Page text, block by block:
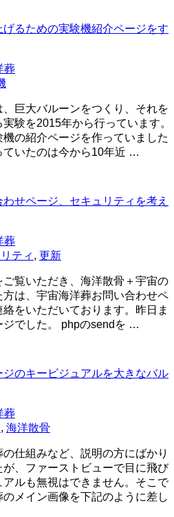
るための実験機紹介ページをす
葬
巨大バルーンをつくり、それを
験を2015年から行っています。
の紹介ページを作っていました
ていたのは今から10年近 …
せページ、セキュリティを考え
葬
ティ , 更新
覧いただき、海洋散骨＋宇宙の
は、宇宙海洋葬お問い合わせペ
をいただいております。昨日ま
ジでした。 phpのsendを …
のキービジュアルを大きなバル
葬
, 海洋散骨
仕組みなど、説明の方にばかり
、ファーストビューで目に飛び
ルも無視はできません。そこで
メイン画像を下記のように差し